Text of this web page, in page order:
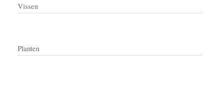
Vissen
Planten